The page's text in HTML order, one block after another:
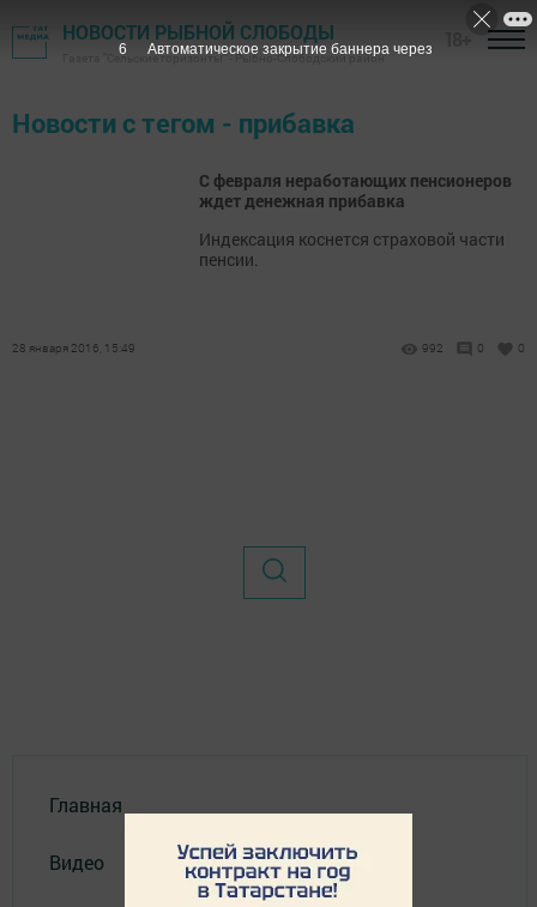
НОВОСТИ РЫБНОЙ СЛОБОДЫ
Газета "Сельские горизонты" - Рыбно-Слободский район
Новости с тегом - прибавка
С февраля неработающих пенсионеров
ждет денежная прибавка
Индексация коснется страховой части
пенсии.
28 января 2016, 15:49 992 0 0
Главная
Видео
6 Автоматическое закрытие баннера через